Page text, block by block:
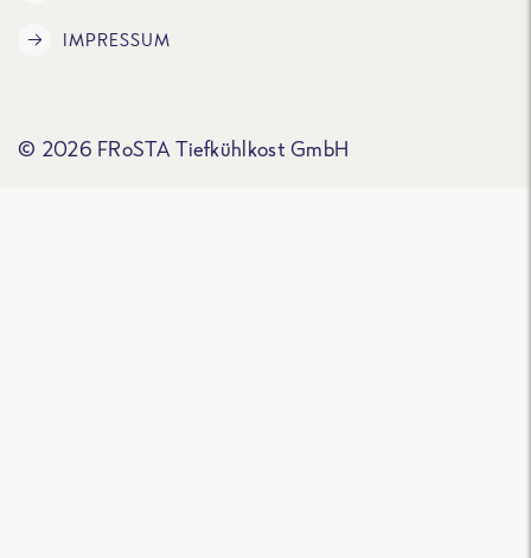
IMPRESSUM
© 2026 FRoSTA Tiefkühlkost GmbH